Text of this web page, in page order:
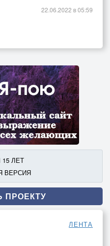
22.06.2022 в 05:59
ЛЕТ
ВЕРСИЯ
ЛЕНТА